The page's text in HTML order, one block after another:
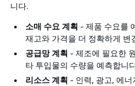
니다.
소매 수요 계획 - 제품 수요를
재고와 가격을 더 정확하게 변
공급망 계획 - 제조에 필요한
타 투입물의 수량을 예측합니
리소스 계획 - 인력, 광고, 에